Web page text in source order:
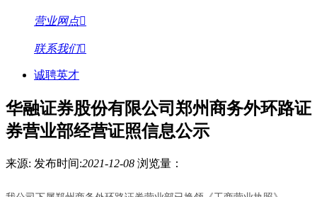
营业网点
联系我们
诚聘英才
华融证券股份有限公司郑州商务外环路证
券营业部经营证照信息公示
来源: 发布时间:2021-12-08 浏览量：